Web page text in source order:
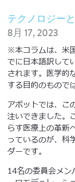
テクノロジー
8月 17, 2023
※本コラムは、米
でに日本語訳して
されます。医学的
する目的のもので
アボットでは、こ
注いできました。
らす医療上の革新
っているのが、科
ダーです。
14名の委員会メン